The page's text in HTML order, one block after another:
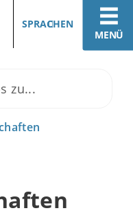
MENÜ
SPRACHEN